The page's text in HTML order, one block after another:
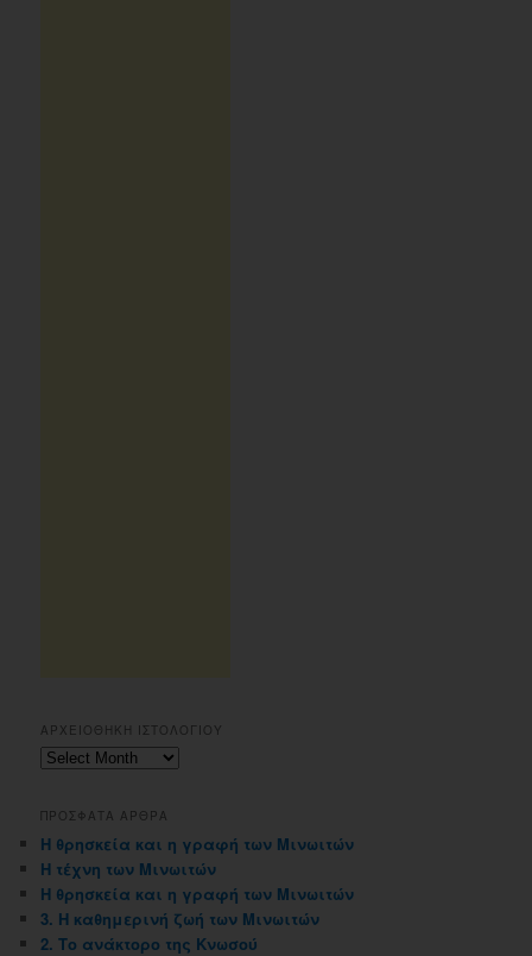
ΑΡΧΕΙΟΘΗΚΗ ΙΣΤΟΛΟΓΙΟΥ
Αρχειοθηκη
ΠΡΟΣΦΑΤΑ ΑΡΘΡΑ
Η θρησκεία και η γραφή των Μινωιτών
Η τέχνη των Μινωιτών
Η θρησκεία και η γραφή των Μινωιτών
3. Η καθημερινή ζωή των Μινωιτών
2. Το ανάκτορο της Κνωσού